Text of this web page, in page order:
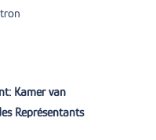
Kamer van
Représentants